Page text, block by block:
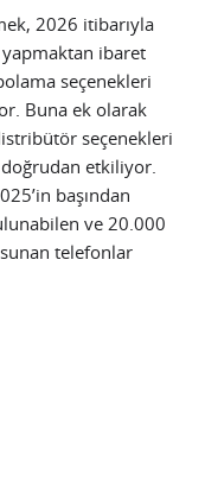
2026 itibarıyla
yapmaktan ibaret
seçenekleri
Buna ek olarak
seçenekleri
doğrudan etkiliyor.
başından
ve 20.000
sunan telefonlar